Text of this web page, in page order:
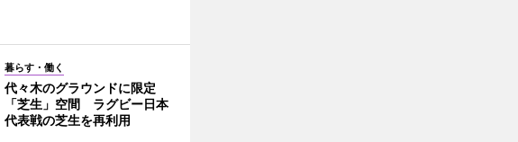
暮らす・働く
代々木のグラウンドに限定
「芝生」空間 ラグビー日本
代表戦の芝生を再利用